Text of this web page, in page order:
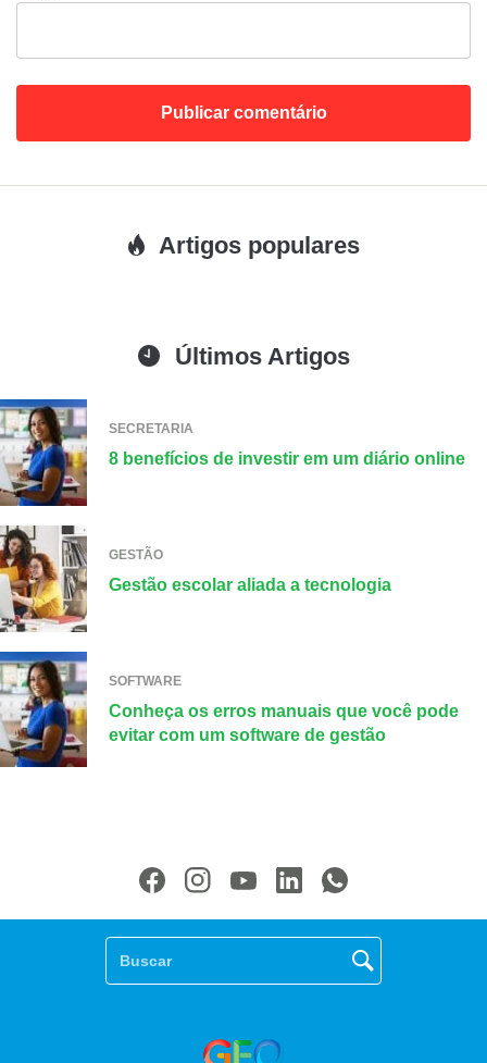
Artigos populares
Últimos Artigos
SECRETARIA
8 benefícios de investir em um diário online
GESTÃO
Gestão escolar aliada a tecnologia
SOFTWARE
Conheça os erros manuais que você pode
evitar com um software de gestão